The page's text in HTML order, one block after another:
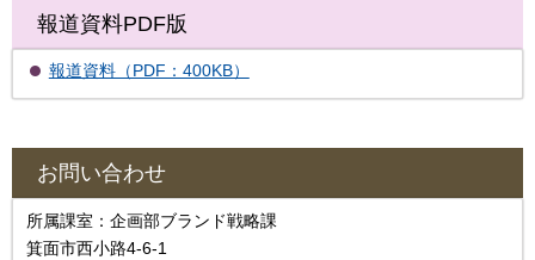
報道資料PDF版
報道資料（PDF：400KB）
お問い合わせ
所属課室：企画部ブランド戦略課
箕面市西小路4-6-1